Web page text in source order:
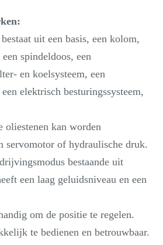
uit een basis, een kolom,
spindeldoos, een
en koelsysteem, een
elektrisch besturingssysteem,
oliestenen kan worden
servomotor of hydraulische druk.
bestaande uit
een laag geluidsniveau en een
om de positie te regelen.
te bedienen en betrouwbaar.